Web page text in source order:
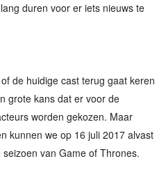
duren voor er iets nieuws te
de huidige cast terug gaat keren
grote kans dat er voor de
worden gekozen. Maar
kunnen we op 16 juli 2017 alvast
van Game of Thrones.